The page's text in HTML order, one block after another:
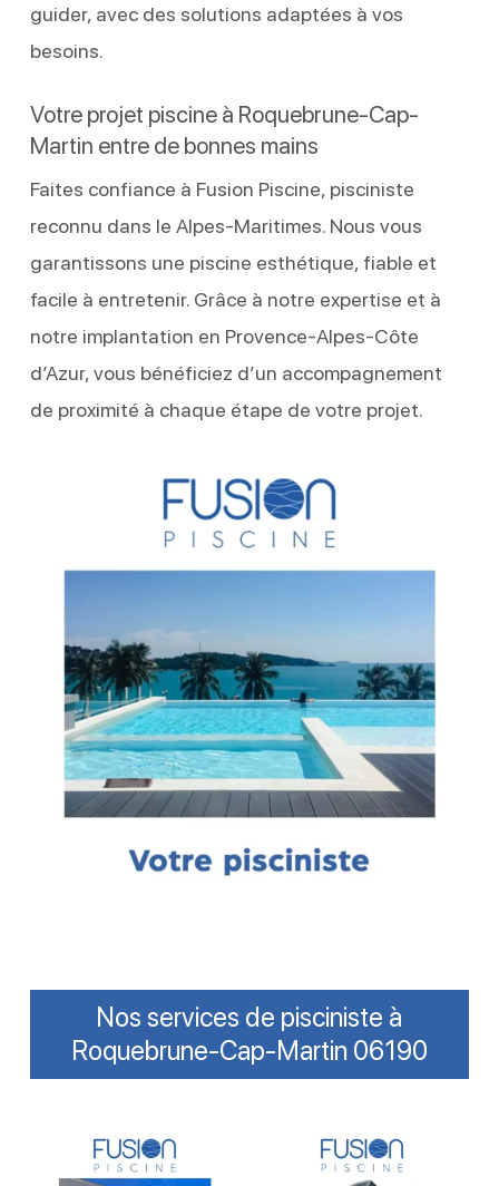
guider, avec des solutions adaptées à vos
besoins.
Votre projet piscine à Roquebrune-Cap-
Martin entre de bonnes mains
Faites confiance à Fusion Piscine, pisciniste
reconnu dans le Alpes-Maritimes. Nous vous
garantissons une piscine esthétique, fiable et
facile à entretenir. Grâce à notre expertise et à
notre implantation en Provence-Alpes-Côte
d’Azur, vous bénéficiez d’un accompagnement
de proximité à chaque étape de votre projet.
Nos services de pisciniste à
Roquebrune-Cap-Martin 06190